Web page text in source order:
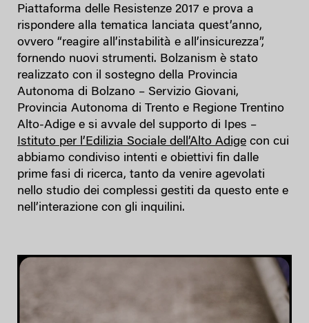
Piattaforma delle Resistenze 2017 e prova a
rispondere alla tematica lanciata quest’anno,
ovvero “reagire all’instabilità e all’insicurezza”,
fornendo nuovi strumenti. Bolzanism è stato
realizzato con il sostegno della Provincia
Autonoma di Bolzano – Servizio Giovani,
Provincia Autonoma di Trento e Regione Trentino
Alto-Adige e si avvale del supporto di Ipes –
Istituto per l’Edilizia Sociale dell’Alto Adige con cui
abbiamo condiviso intenti e obiettivi fin dalle
prime fasi di ricerca, tanto da venire agevolati
nello studio dei complessi gestiti da questo ente e
nell’interazione con gli inquilini.